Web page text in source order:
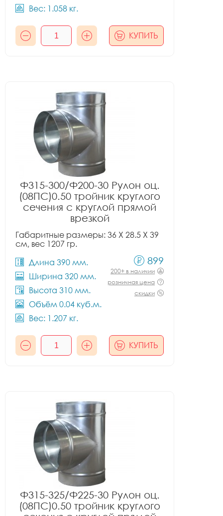
Вес: 1.058 кг.
КУПИТЬ
Ф315-300/Ф200-30 Рулон оц.
(08ПС)0.50 тройник круглого
сечения с круглой прямой
врезкой
Габаритные размеры: 36 X 28.5 X 39
см, вес 1207 гр.
Длина 390 мм.
Ширина 320 мм.
Высота 310 мм.
Объём 0.04 куб.м.
Вес: 1.207 кг.
899
200+ в наличии
розничная цена
скидки
КУПИТЬ
Ф315-325/Ф225-30 Рулон оц.
(08ПС)0.50 тройник круглого